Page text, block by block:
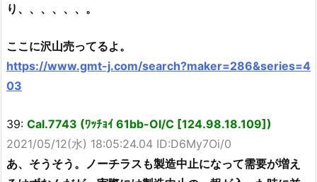
り、、、、、、。
ここに沢山売ってるよ。
https://www.gmt-j.com/search?maker=286&series=4
03
39: Cal.7743 (ﾜｯﾁｮｲ 61bb-OI/C [124.98.18.109])
2021/05/12(水) 18:05:24.04 ID:D6My7Oi/0
あ、そうそう。ノーチラスも製造中止になって需要が増え